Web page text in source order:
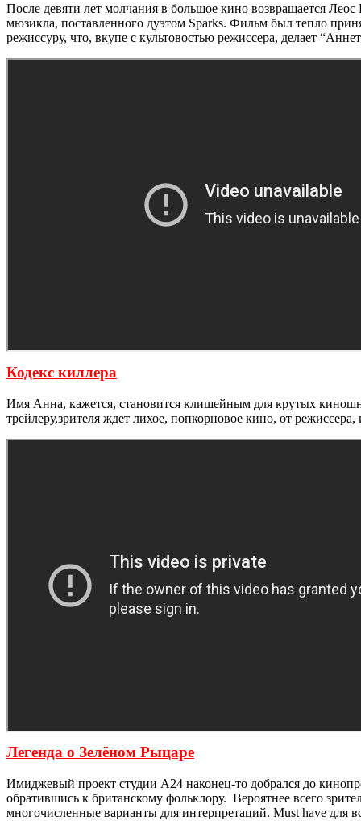
После девяти лет молчания в большое кино возвращается
мюзикла, поставленного дуэтом Sparks. Фильм был тепло
режиссуру, что, вкупе с культовостью режиссера, делает
Кодекс киллера
Имя Анна, кажется, становится клишейным для крутых
трейлеру,зрителя ждет лихое, попкорновое кино, от
Легенда о Зелёном Рыцаре
Имиджевый проект студии А24 наконец-то добрался до
обратившись к британскому фольклору. Вероятнее всего
многочисленные варианты для интерпретаций. Must have для